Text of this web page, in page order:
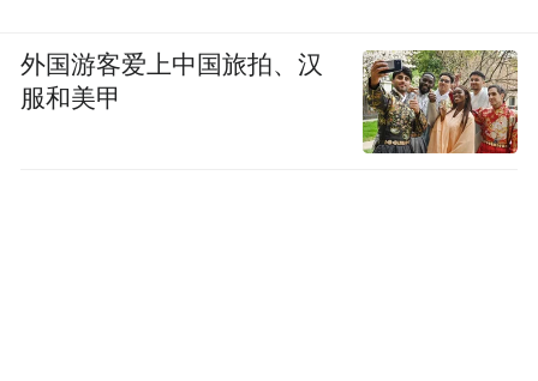
外国游客爱上中国旅拍、汉
服和美甲